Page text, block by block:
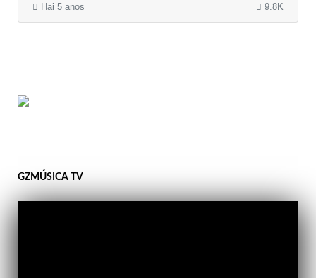
Hai 5 anos 9.8K
GZMÚSICA TV